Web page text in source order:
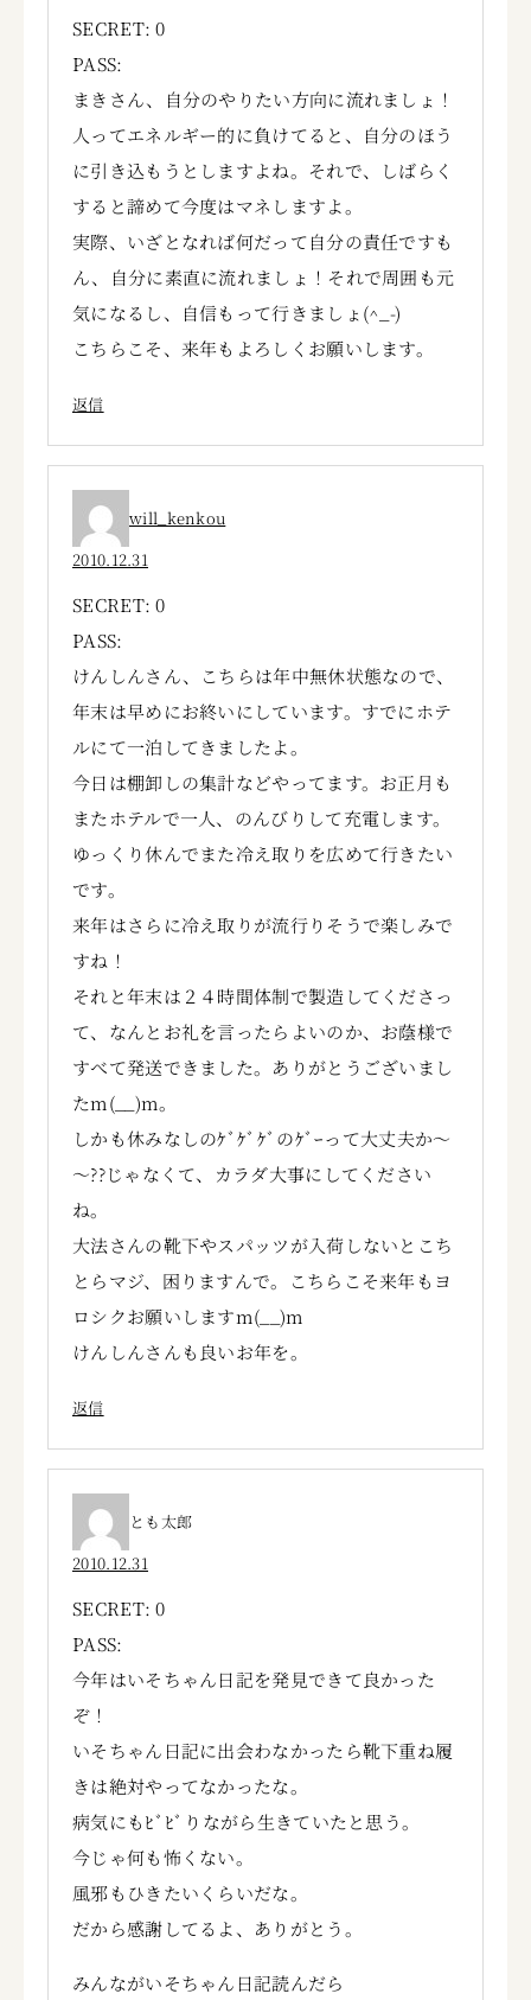
SECRET: 0
PASS:
まきさん、自分のやりたい方向に流れましょ！
人ってエネルギー的に負けてると、自分のほう
に引き込もうとしますよね。それで、しばらく
すると諦めて今度はマネしますよ。
実際、いざとなれば何だって自分の責任ですも
ん、自分に素直に流れましょ！それで周囲も元
気になるし、自信もって行きましょ(^_-)
こちらこそ、来年もよろしくお願いします。
返信
will_kenkou
2010.12.31
SECRET: 0
PASS:
けんしんさん、こちらは年中無休状態なので、
年末は早めにお終いにしています。すでにホテ
ルにて一泊してきましたよ。
今日は棚卸しの集計などやってます。お正月も
またホテルで一人、のんびりして充電します。
ゆっくり休んでまた冷え取りを広めて行きたい
です。
来年はさらに冷え取りが流行りそうで楽しみで
すね！
それと年末は２４時間体制で製造してくださっ
て、なんとお礼を言ったらよいのか、お蔭様で
すべて発送できました。ありがとうございまし
たm(__)m。
しかも休みなしのｹﾞｹﾞｹﾞのｹﾞｰって大丈夫か～
～??じゃなくて、カラダ大事にしてください
ね。
大法さんの靴下やスパッツが入荷しないとこち
とらマジ、困りますんで。こちらこそ来年もヨ
ロシクお願いしますm(__)m
けんしんさんも良いお年を。
返信
とも太郎
2010.12.31
SECRET: 0
PASS:
今年はいそちゃん日記を発見できて良かった
ぞ！
いそちゃん日記に出会わなかったら靴下重ね履
きは絶対やってなかったな。
病気にもﾋﾞﾋﾞりながら生きていたと思う。
今じゃ何も怖くない。
風邪もひきたいくらいだな。
だから感謝してるよ、ありがとう。
みんながいそちゃん日記読んだら